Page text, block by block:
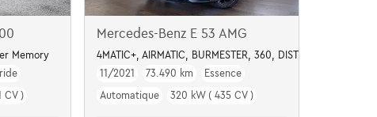
Memory
CV )
Mercedes-Benz E 53 AMG
4MATIC+, AIRMATIC, BURMESTER, 360, DISTR PLUS
11/2021
73.490 km
Essence
Automatique
320 kW ( 435 CV )